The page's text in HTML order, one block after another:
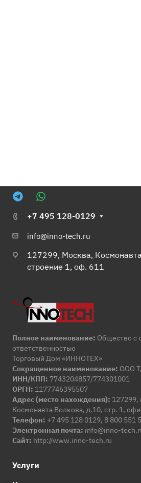
+7 495 128-0129
info@inno-tech.ru
127299, Москва,
строение 1, оф. 611
Полное наименование: Общество с
ответственностью
Торговый Дом «ИННОТЕХ»
Сокращенное наименование: ООО
ИНН/КПП: 7743204857/774301001
ОРГН: 1177746395507
Адрес (место нахождения): 127299,
Космонавта Волкова, д.10, стр. 1,
Телефон: +7 495 128 0129, 8 800 551
Электронная почта: info@inno-
Сайт: http://www.inno-tech.ru
Услуги